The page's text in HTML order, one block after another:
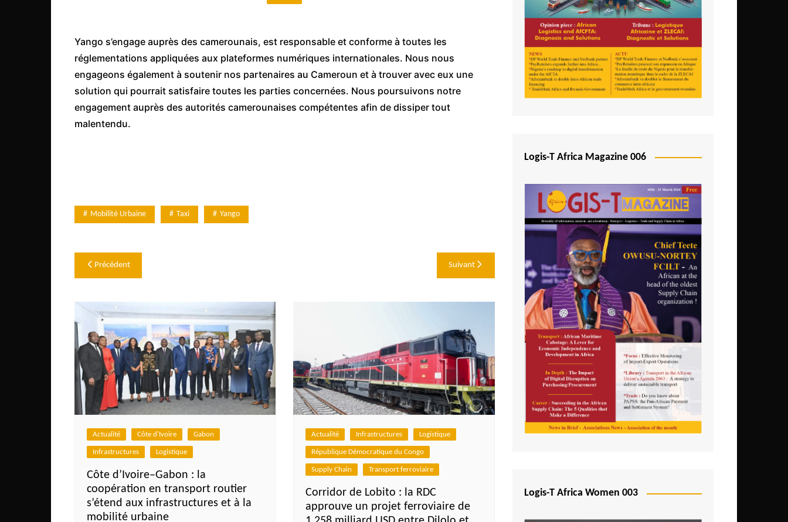
Seychelles
Sierra Leone
Soudan
Zimbabwe
Yango s’engage auprès des camerounais, est responsable et conforme à toutes les
réglementations appliquées aux plateformes numériques internationales. Nous nous
engageons également à soutenir nos partenaires au Cameroun et à trouver avec eux une
solution qui pourrait satisfaire toutes les parties concernées. Nous poursuivons notre
engagement auprès des autorités camerounaises compétentes afin de dissiper tout
malentendu.
Mobilité Urbaine Taxi Yango
Navigation
l’article
Précédent Suivant
Actualité Côte d'Ivoire Gabon
Infrastructures Logistique
Côte d’Ivoire–Gabon : la
coopération en transport routier
s’étend aux infrastructures et à la
mobilité urbaine
Actualité Infrastructures Logistique
République Démocratique du Congo
Supply Chain Transport ferroviaire
Corridor de Lobito : la RDC
approuve un projet ferroviaire de
Logis-T Africa Magazine 006
Logis-T Africa Women 003